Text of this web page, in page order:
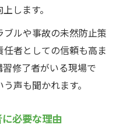
します。
ルや事故の未然防止策
者としての信頼も高ま
修了者がいる現場で
声も聞かれます。
必要な理由